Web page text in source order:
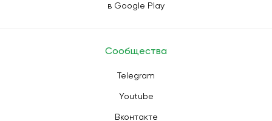
в Google Play
Сообщества
Telegram
Youtube
Вконтакте